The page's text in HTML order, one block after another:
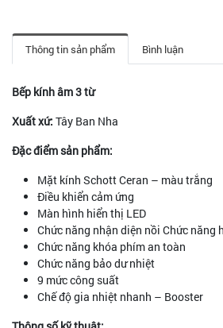
Thông tin sản phẩm Bình luận
Bếp kính âm 3 từ
Xuất xứ: Tây Ban Nha
Đặc điểm sản phẩm:
Mặt kính Schott Ceran – màu trắng
Điều khiển cảm ứng
Màn hình hiển thị LED
Chức năng nhận diện nồi Chức năng
Chức năng khóa phím an toàn
Chức năng bảo dư nhiệt
9 mức công suất
Chế độ gia nhiệt nhanh – Booster